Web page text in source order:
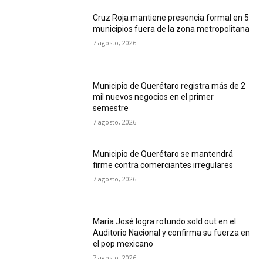
Cruz Roja mantiene presencia formal en 5
municipios fuera de la zona metropolitana
7 agosto, 2026
Municipio de Querétaro registra más de 2
mil nuevos negocios en el primer
semestre
7 agosto, 2026
Municipio de Querétaro se mantendrá
firme contra comerciantes irregulares
7 agosto, 2026
María José logra rotundo sold out en el
Auditorio Nacional y confirma su fuerza en
el pop mexicano